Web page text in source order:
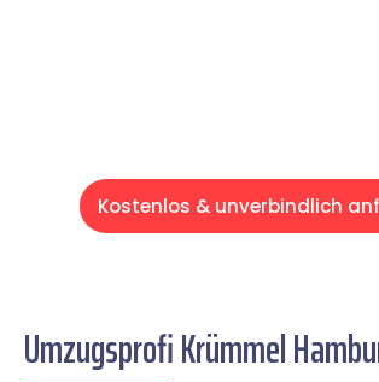
Kostenlos & unverbindlich
Umzugsprofi Krümmel